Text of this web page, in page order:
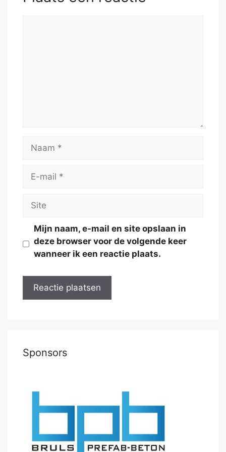
Naam
Site
Mijn naam, e-mail en site opslaan in
deze browser voor de volgende keer
wanneer ik een reactie plaats.
Sponsors